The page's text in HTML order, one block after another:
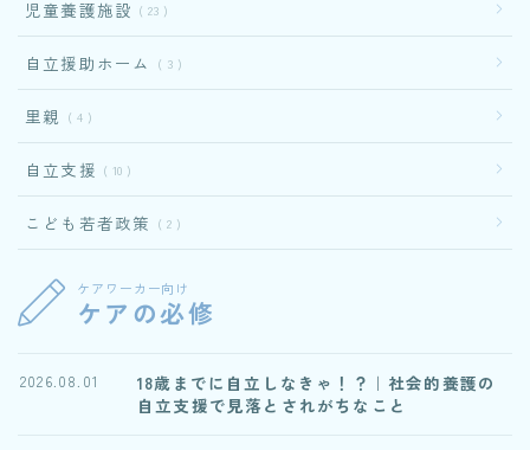
児童養護施設 23
自立援助ホーム 3
里親 4
自立支援 10
こども若者政策 2
ケアワーカー向け
ケアの必修
18歳までに自立しなきゃ！？｜社会的養護の
自立支援で見落とされがちなこと
2026.08.01